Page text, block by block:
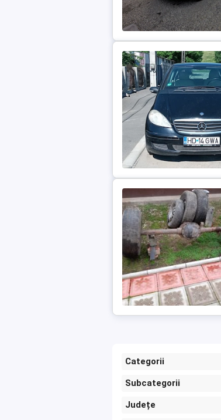
Categorii
Subcategorii
Județe